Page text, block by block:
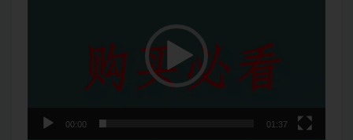
00:00 01:37